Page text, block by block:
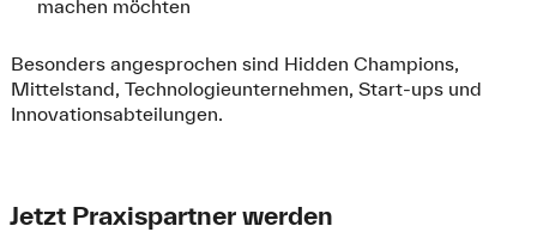
machen möchten
Besonders angesprochen sind Hidden Champions,
Mittelstand, Technologieunternehmen, Start-ups und
Innovationsabteilungen.
Jetzt Praxispartner werden